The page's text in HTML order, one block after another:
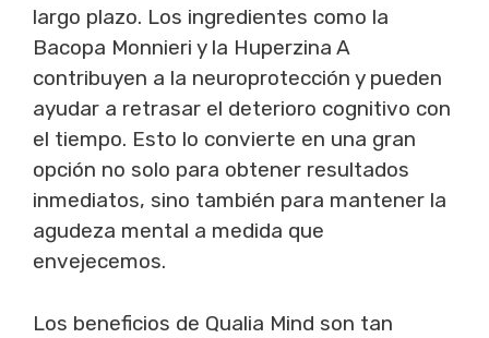
largo plazo. Los ingredientes como la
Bacopa Monnieri y la Huperzina A
contribuyen a la neuroprotección y pueden
ayudar a retrasar el deterioro cognitivo con
el tiempo. Esto lo convierte en una gran
opción no solo para obtener resultados
inmediatos, sino también para mantener la
agudeza mental a medida que
envejecemos.
Los beneficios de Qualia Mind son tan